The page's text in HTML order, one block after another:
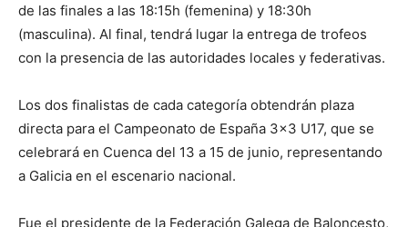
de las finales a las 18:15h (femenina) y 18:30h
(masculina). Al final, tendrá lugar la entrega de trofeos
con la presencia de las autoridades locales y federativas.
Los dos finalistas de cada categoría obtendrán plaza
directa para el Campeonato de España 3×3 U17, que se
celebrará en Cuenca del 13 a 15 de junio, representando
a Galicia en el escenario nacional.
Fue el presidente de la Federación Galega de Baloncesto,